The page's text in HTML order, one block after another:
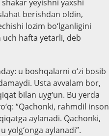
yeyishni yaxshi
berishdan oldin,
lozim bo‘lganligini
uch hafta yetarli, deb
u boshqalarni o‘zi bosib
Usta avvalam bor,
bilan uyg‘un. Bu yerda
“Qachonki, rahmdil inson
aylanadi. Qachonki,
yolg‘onga aylanadi”.